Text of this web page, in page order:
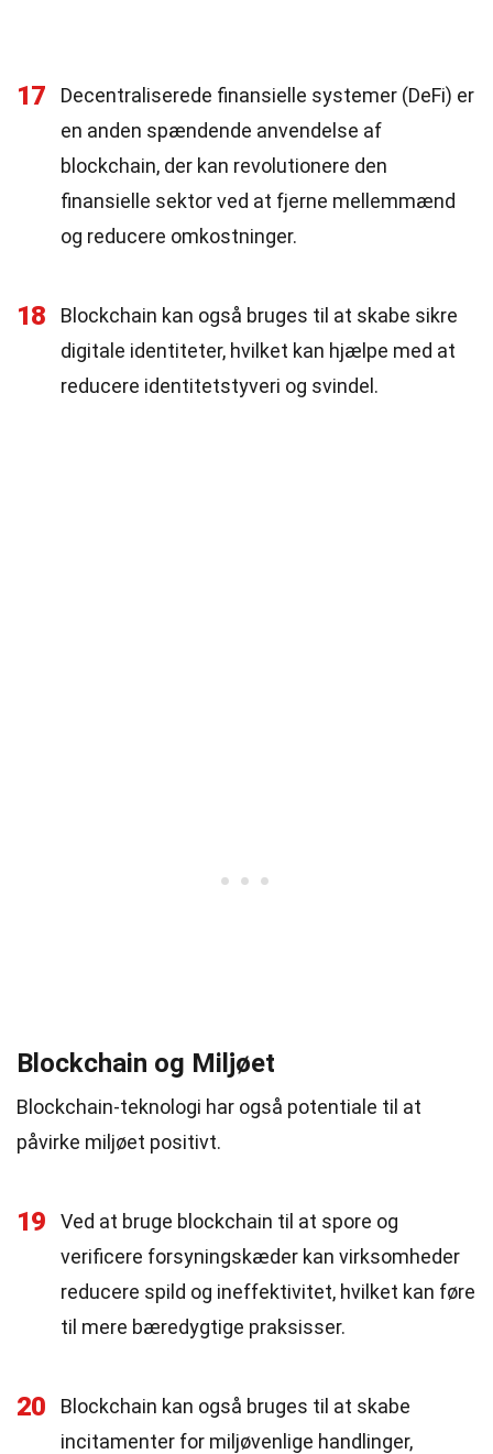
17
Decentraliserede finansielle systemer (DeFi) er
en anden spændende anvendelse af
blockchain, der kan revolutionere den
finansielle sektor ved at fjerne mellemmænd
og reducere omkostninger.
18
Blockchain kan også bruges til at skabe sikre
digitale identiteter, hvilket kan hjælpe med at
reducere identitetstyveri og svindel.
Blockchain og Miljøet
Blockchain-teknologi har også potentiale til at
påvirke miljøet positivt.
19
Ved at bruge blockchain til at spore og
verificere forsyningskæder kan virksomheder
reducere spild og ineffektivitet, hvilket kan føre
til mere bæredygtige praksisser.
20
Blockchain kan også bruges til at skabe
incitamenter for miljøvenlige handlinger,